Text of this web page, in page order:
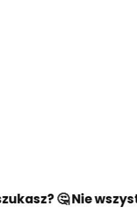
🤔 Nie